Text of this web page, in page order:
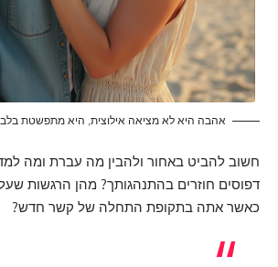
אהבה היא לא מציאה אילוצית, היא מתפשטת
חשוב להביט באחור ולהבין מה עברת ומה
דפוסים חוזרים בהתנהגותך? מהן הרגשות
כאשר אתה בתקופת התחלה של קשר חדש?